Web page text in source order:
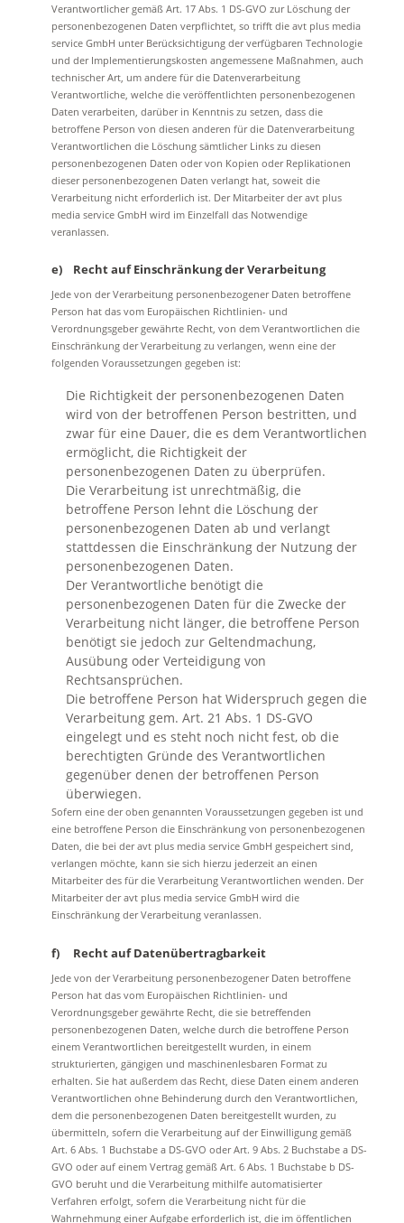
Verantwortlicher gemäß Art. 17 Abs. 1 DS-GVO zur Löschung der
personenbezogenen Daten verpflichtet, so trifft die avt plus media
service GmbH unter Berücksichtigung der verfügbaren Technologie
und der Implementierungskosten angemessene Maßnahmen, auch
technischer Art, um andere für die Datenverarbeitung
Verantwortliche, welche die veröffentlichten personenbezogenen
Daten verarbeiten, darüber in Kenntnis zu setzen, dass die
betroffene Person von diesen anderen für die Datenverarbeitung
Verantwortlichen die Löschung sämtlicher Links zu diesen
personenbezogenen Daten oder von Kopien oder Replikationen
dieser personenbezogenen Daten verlangt hat, soweit die
Verarbeitung nicht erforderlich ist. Der Mitarbeiter der avt plus
media service GmbH wird im Einzelfall das Notwendige
veranlassen.
e) Recht auf Einschränkung der Verarbeitung
Jede von der Verarbeitung personenbezogener Daten betroffene
Person hat das vom Europäischen Richtlinien- und
Verordnungsgeber gewährte Recht, von dem Verantwortlichen die
Einschränkung der Verarbeitung zu verlangen, wenn eine der
folgenden Voraussetzungen gegeben ist:
Die Richtigkeit der personenbezogenen Daten
wird von der betroffenen Person bestritten, und
zwar für eine Dauer, die es dem Verantwortlichen
ermöglicht, die Richtigkeit der
personenbezogenen Daten zu überprüfen.
Die Verarbeitung ist unrechtmäßig, die
betroffene Person lehnt die Löschung der
personenbezogenen Daten ab und verlangt
stattdessen die Einschränkung der Nutzung der
personenbezogenen Daten.
Der Verantwortliche benötigt die
personenbezogenen Daten für die Zwecke der
Verarbeitung nicht länger, die betroffene Person
benötigt sie jedoch zur Geltendmachung,
Ausübung oder Verteidigung von
Rechtsansprüchen.
Die betroffene Person hat Widerspruch gegen die
Verarbeitung gem. Art. 21 Abs. 1 DS-GVO
eingelegt und es steht noch nicht fest, ob die
berechtigten Gründe des Verantwortlichen
gegenüber denen der betroffenen Person
überwiegen.
Sofern eine der oben genannten Voraussetzungen gegeben ist und
eine betroffene Person die Einschränkung von personenbezogenen
Daten, die bei der avt plus media service GmbH gespeichert sind,
verlangen möchte, kann sie sich hierzu jederzeit an einen
Mitarbeiter des für die Verarbeitung Verantwortlichen wenden. Der
Mitarbeiter der avt plus media service GmbH wird die
Einschränkung der Verarbeitung veranlassen.
f) Recht auf Datenübertragbarkeit
Jede von der Verarbeitung personenbezogener Daten betroffene
Person hat das vom Europäischen Richtlinien- und
Verordnungsgeber gewährte Recht, die sie betreffenden
personenbezogenen Daten, welche durch die betroffene Person
einem Verantwortlichen bereitgestellt wurden, in einem
strukturierten, gängigen und maschinenlesbaren Format zu
erhalten. Sie hat außerdem das Recht, diese Daten einem anderen
Verantwortlichen ohne Behinderung durch den Verantwortlichen,
dem die personenbezogenen Daten bereitgestellt wurden, zu
übermitteln, sofern die Verarbeitung auf der Einwilligung gemäß
Art. 6 Abs. 1 Buchstabe a DS-GVO oder Art. 9 Abs. 2 Buchstabe a DS-
GVO oder auf einem Vertrag gemäß Art. 6 Abs. 1 Buchstabe b DS-
GVO beruht und die Verarbeitung mithilfe automatisierter
Verfahren erfolgt, sofern die Verarbeitung nicht für die
Wahrnehmung einer Aufgabe erforderlich ist, die im öffentlichen